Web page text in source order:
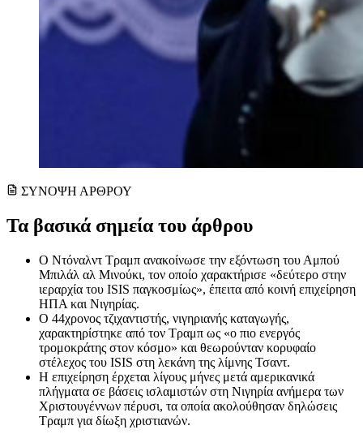
ΣΥΝΟΨΗ ΑΡΘΡΟΥ
Τα βασικά σημεία του άρθρου
Ο Ντόναλντ Τραμπ ανακοίνωσε την εξόντωση του Αμπού
Μπιλάλ αλ Μινούκι, τον οποίο χαρακτήρισε «δεύτερο στην
ιεραρχία του ISIS παγκοσμίως», έπειτα από κοινή επιχείρηση
ΗΠΑ και Νιγηρίας.
Ο 44χρονος τζιχαντιστής, νιγηριανής καταγωγής,
χαρακτηρίστηκε από τον Τραμπ ως «ο πιο ενεργός
τρομοκράτης στον κόσμο» και θεωρούνταν κορυφαίο
στέλεχος του ISIS στη λεκάνη της λίμνης Τσαντ.
Η επιχείρηση έρχεται λίγους μήνες μετά αμερικανικά
πλήγματα σε βάσεις ισλαμιστών στη Νιγηρία ανήμερα των
Χριστουγέννων πέρυσι, τα οποία ακολούθησαν δηλώσεις
Τραμπ για δίωξη χριστιανών.